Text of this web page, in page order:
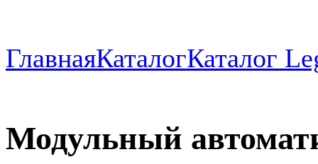
ГлавнаяКаталогКаталог
Модульный